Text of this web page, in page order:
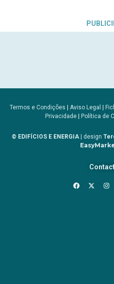
Termos e Condições Aviso Legal
Privacidade| Política de
© EDIFÍCIOS E ENERGIA | design